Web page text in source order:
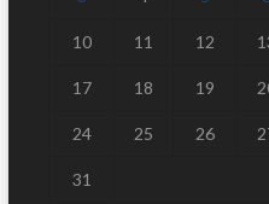
10 11 12
17 18 19
24 25 26
31